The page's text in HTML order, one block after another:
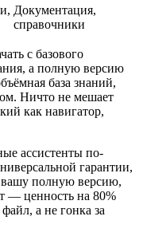
Документация,
справочники
с базового
а полную версию
база знаний,
Ничто не мешает
как навигатор,
ассистенты по-
гарантии,
вашу полную версию,
— ценность на 80%
а не гонка за